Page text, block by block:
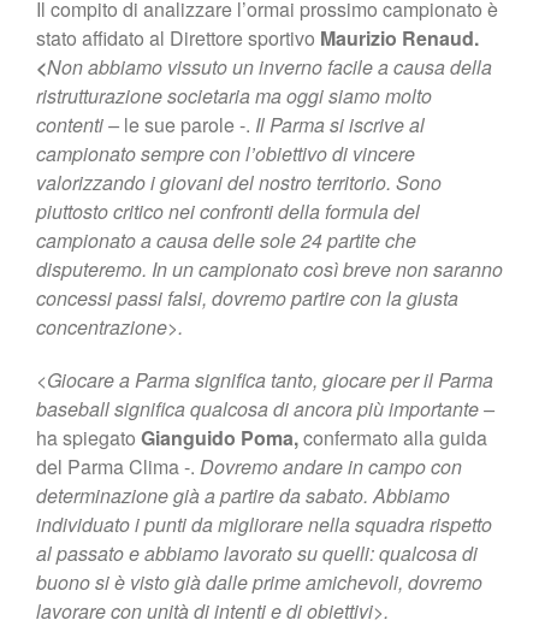
Il compito di analizzare l’ormai prossimo campionato è
stato affidato al Direttore sportivo Maurizio Renaud.
<Non abbiamo vissuto un inverno facile a causa della
ristrutturazione societaria ma oggi siamo molto
contenti – le sue parole -. Il Parma si iscrive al
campionato sempre con l’obiettivo di vincere
valorizzando i giovani del nostro territorio. Sono
piuttosto critico nei confronti della formula del
campionato a causa delle sole 24 partite che
disputeremo. In un campionato così breve non saranno
concessi passi falsi, dovremo partire con la giusta
concentrazione>.
<Giocare a Parma significa tanto, giocare per il Parma
baseball significa qualcosa di ancora più importante –
ha spiegato Gianguido Poma,confermato alla guida
del Parma Clima -. Dovremo andare in campo con
determinazione già a partire da sabato. Abbiamo
individuato i punti da migliorare nella squadra rispetto
al passato e abbiamo lavorato su quelli: qualcosa di
buono si è visto già dalle prime amichevoli, dovremo
lavorare con unità di intenti e di obiettivi>.